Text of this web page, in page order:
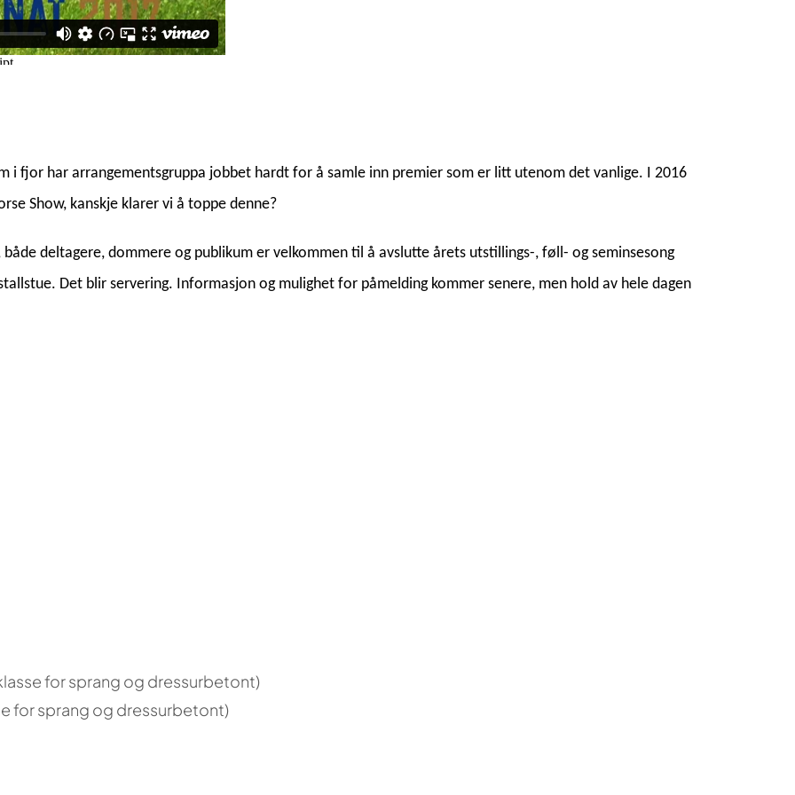
i fjor har arrangementsgruppa jobbet hardt for å samle inn premier som er litt utenom det vanlige. I 2016
Show, kanskje klarer vi å toppe denne?
både deltagere, dommere og publikum er velkommen til å avslutte årets utstillings-, føll- og seminsesong
Det blir servering. Informasjon og mulighet for påmelding kommer senere, men hold av hele dagen
for sprang og dressurbetont)
for sprang og dressurbetont)